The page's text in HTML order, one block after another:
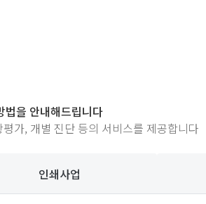
법을 안내해드립니다
가, 개별 진단 등의 서비스를 제공합니다
인쇄사업